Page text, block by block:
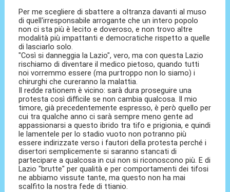
Per me scegliere di sbattere a oltranza davanti al muso
di quell'irresponsabile arrogante che un intero popolo
non ci sta più è lecito e doveroso, e non trovo altre
modalità più impattanti e democratiche rispetto a quelle
di lasciarlo solo.
"Così si danneggia la Lazio", vero, ma con questa Lazio
rischiamo di diventare il medico pietoso, quando tutti
noi vorremmo essere (ma purtroppo non lo siamo) i
chirurghi che cureranno la malattia.
Il redde rationem è vicino: sarà dura proseguire una
protesta così difficile se non cambia qualcosa. Il mio
timore, già precedentemente espresso, è però quello per
cui tra qualche anno ci sarà sempre meno gente ad
appassionarsi a questo ibrido tra tifo e prigionia, e quindi
le lamentele per lo stadio vuoto non potranno più
essere indirizzate verso i fautori della protesta perché i
disertori semplicemente si saranno stancati di
partecipare a qualcosa in cui non si riconoscono più. E di
Lazio "brutte" per qualità e per comportamenti dei tifosi
ne abbiamo vissute tante, ma questo non ha mai
scalfito la nostra fede di ttianio.